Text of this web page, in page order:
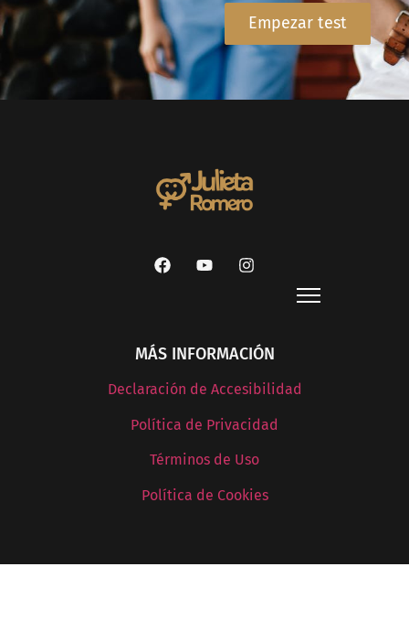
Empezar test
MÁS INFORMACIÓN
Declaración de Accesibilidad
Política de Privacidad
Términos de Uso
Política de Cookies